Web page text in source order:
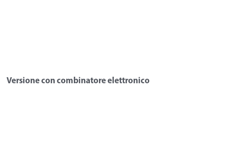
Versione con combinatore elettronico